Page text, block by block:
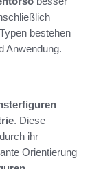
bestehen
Anwendung.
. Diese
ihr
Orientierung